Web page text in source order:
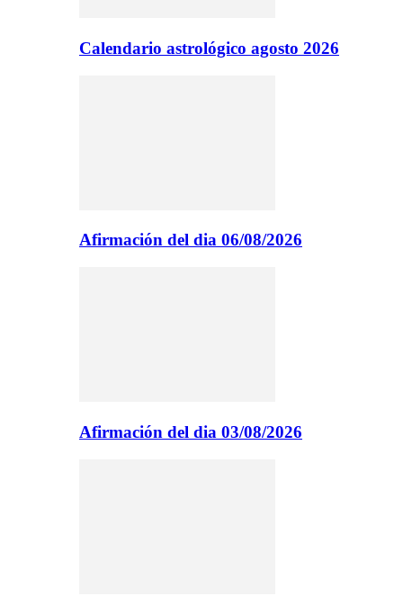
Calendario astrológico agosto 2026
Afirmación del dia 06/08/2026
Afirmación del dia 03/08/2026